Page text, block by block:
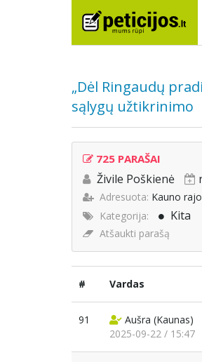
„Dėl Ringaudų
sąlygų užtikrinimo
725 PARAŠAI
Živile Poškienė
Adresuota: Kauno
Kategorija:
Kita
Atšaukti parašą
# Vardas
91 Aušra (Kaunas)
2025-09-22 / 15:47